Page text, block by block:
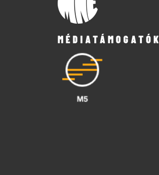
MÉDIATÁMOGATÓK